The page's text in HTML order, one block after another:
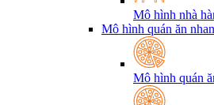
Mô hình nhà
Mô hình quán ăn
Mô hình quán